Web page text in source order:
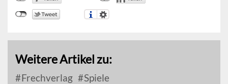
Weitere Artikel zu:
Frechverlag Spiele